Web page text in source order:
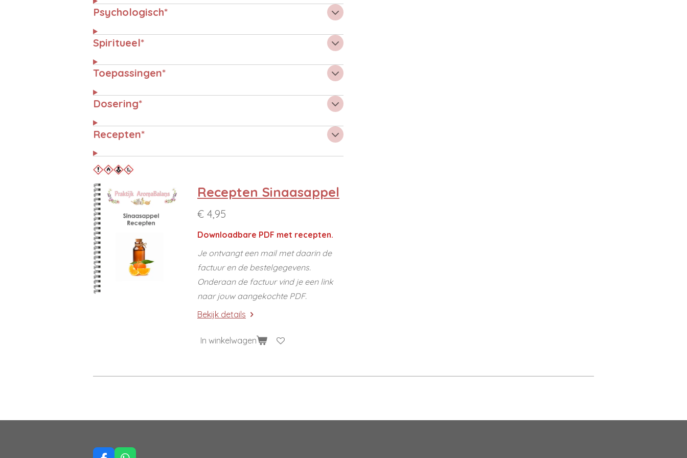
Psychologisch*
Spiritueel*
Toepassingen*
Dosering*
Recepten*
Recepten Sinaasappel
€ 4,95
Downloadbare PDF met recepten.
Je ontvangt een mail met daarin de
factuur en de bestelgegevens.
Onderaan de factuur vind je een link
naar jouw aangekochte PDF.
Bekijk details
In winkelwagen